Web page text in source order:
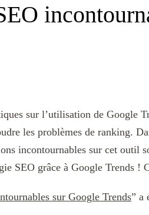
sur l’utilisation de Google
les problèmes de ranking.
incontournables sur cet outil
SEO grâce à Google Trends
sur Google Trends” a